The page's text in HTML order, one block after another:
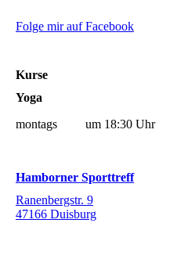
Folge mir auf Facebook
Kurse
Yoga
montags um 18:30 Uhr
Hamborner Sporttreff
Ranenbergstr. 9
47166 Duisburg